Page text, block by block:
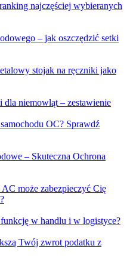
najczęściej wybieranych
– jak oszczędzić setki
stojak na ręczniki jako
niemowląt – zestawienie
OC? Sprawdź
– Skuteczna Ochrona
może zabezpieczyć Cię
w handlu i w logistyce?
Twój zwrot podatku z